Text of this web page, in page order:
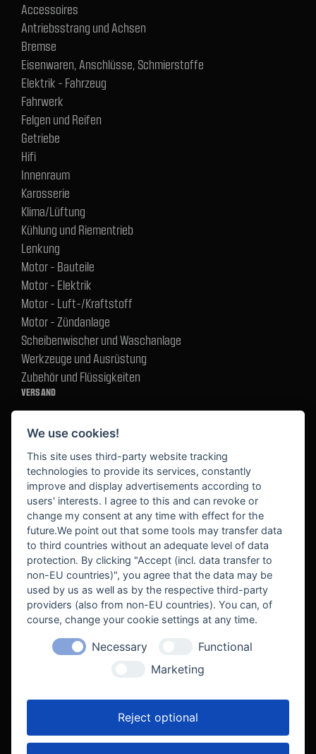
Accessoires
Antriebsstrang und Achsen
Bremse
Eisenwaren, Anschlüsse, Schmierstoffe
Elektrik - Fahrzeug
Fahrwerk
Felgen und Reifen
Getriebe
Hifi
Innenraum
Karosserie
Klima/Lüftung
Kühlung und Riementrieb
Lenkung
Motor - Bauteile
Motor - Elektrik
Motor - Luft-/Kraftstoff
Motor - Zündanlage
Scheibenwischer und Waschanlage
Werkzeuge und Ausrüstung
Zubehör und Flüssigkeiten
VERSAND
BEKANNT AUS
We use cookies!
This site uses third-party website tracking
technologies to provide its services, constantly
improve and display advertisements according to
users' interests. I agree to this and can revoke or
change my consent at any time with effect for the
future.We point out that some tools may transfer data
to third countries without an adequate level of data
protection. By clicking "Accept (incl. data transfer to
non-EU countries)", you agree that the data may be
used by us as well as by the respective third-party
providers (also from non-EU countries). You can, of
course, change your cookie settings at any time.
Necessary
Functional
Marketing
Reject optional